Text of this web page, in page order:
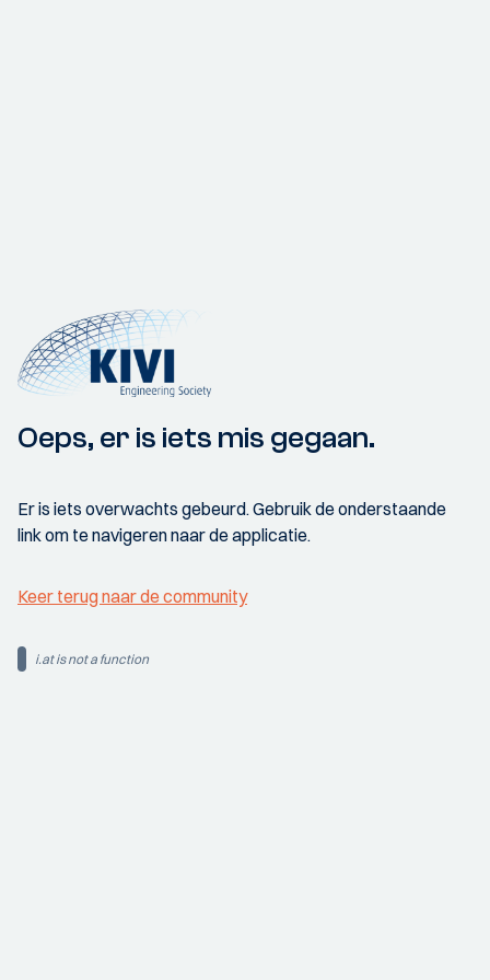
Oeps, er is iets mis gegaan.
Er is iets overwachts gebeurd. Gebruik de onderstaande
link om te navigeren naar de applicatie.
Keer terug naar de community
i.at is not a function